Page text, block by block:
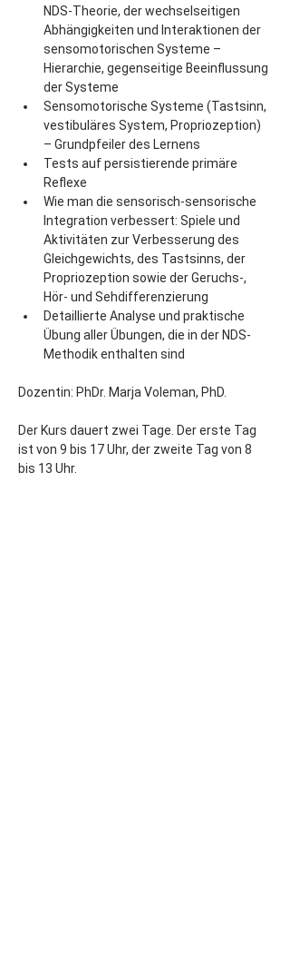
NDS-Theorie, der wechselseitigen
Abhängigkeiten und Interaktionen der
sensomotorischen Systeme –
Hierarchie, gegenseitige Beeinflussung
der Systeme
Sensomotorische Systeme (Tastsinn,
vestibuläres System, Propriozeption)
– Grundpfeiler des Lernens
Tests auf persistierende primäre
Reflexe
Wie man die sensorisch-sensorische
Integration verbessert: Spiele und
Aktivitäten zur Verbesserung des
Gleichgewichts, des Tastsinns, der
Propriozeption sowie der Geruchs-,
Hör- und Sehdifferenzierung
Detaillierte Analyse und praktische
Übung aller Übungen, die in der NDS-
Methodik enthalten sind
Dozentin: PhDr. Marja Voleman, PhD.
Der Kurs dauert zwei Tage. Der erste Tag
ist von 9 bis 17 Uhr, der zweite Tag von 8
bis 13 Uhr.